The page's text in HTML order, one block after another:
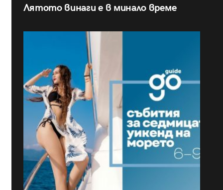
Лятото винаги е в минало време